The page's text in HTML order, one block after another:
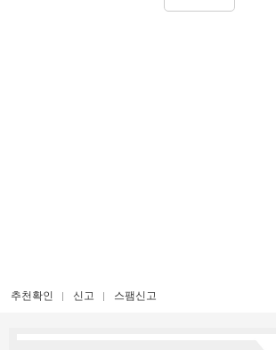
추천확인 신고 스팸신고